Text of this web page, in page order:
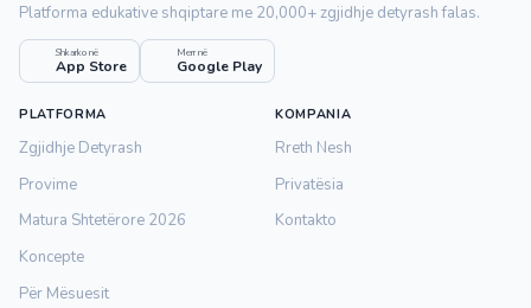
Platforma edukative shqiptare me 20,000+ zgjidhje detyrash falas.
Shkarko në
App Store
Merr në
Google Play
PLATFORMA
Zgjidhje Detyrash
Provime
Matura Shtetërore 2026
Koncepte
Për Mësuesit
KOMPANIA
Rreth Nesh
Privatësia
Kontakto